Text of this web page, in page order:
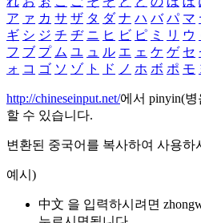
ア ァ カ サ ザ タ ダ ナ ハ バ パ マ
ギ シ ジ チ ヂ ニ ヒ ビ ピ ミ リ ウ
フ ブ プ ム ユ ュ ル エ ェ ケ ゲ セ
ォ コ ゴ ソ ゾ ト ド ノ ホ ボ ポ モ
http://chineseinput.net/에서 pinyin(
할 수 있습니다.
변환된 중국어를 복사하여 사용하
예시)
中文 을 입력하시려면